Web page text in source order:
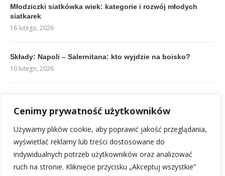
Cenimy prywatność użytkowników
Używamy plików cookie, aby poprawić jakość przeglądania,
wyświetlać reklamy lub treści dostosowane do
indywidualnych potrzeb użytkowników oraz analizować
ruch na stronie. Kliknięcie przycisku „Akceptuj wszystkie”
Młodziczki siatkówka wiek: kategorie i rozwój młodych
siatkarek
16 lutego, 2026
Składy: Napoli – Salernitana: kto wyjdzie na boisko?
10 lutego, 2026
19 lutego, 2026
Składy: AS Monaco FC – PSG: Analiza i Zapowiedź
11 lutego, 2026